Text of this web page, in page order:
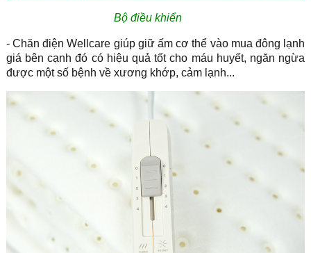
Bộ điều khiển
- Chăn điện Wellcare giúp giữ ấm cơ thể vào mua đông lạnh
giá bên cạnh đó có hiệu quả tốt cho máu huyết, ngăn ngừa
được một số bệnh về xương khớp, cảm lạnh...